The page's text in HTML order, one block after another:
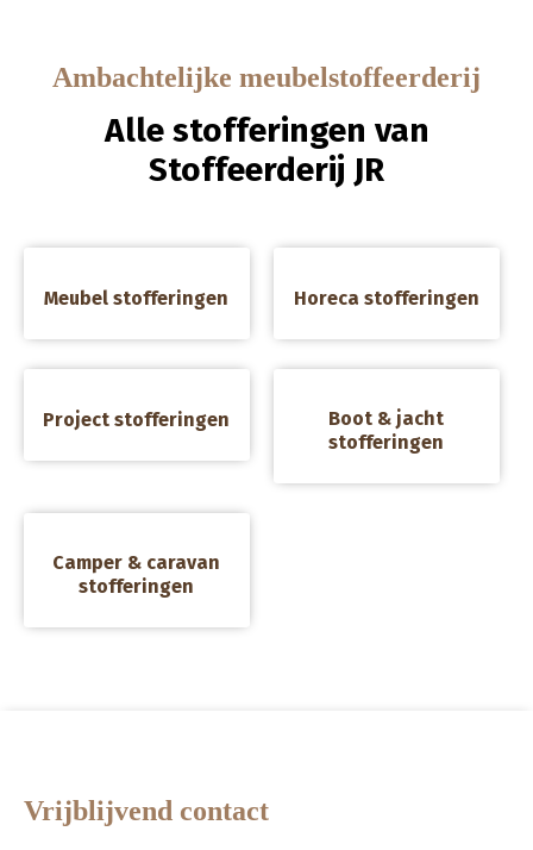
Ambachtelijke meubelstoffeerderij
Alle stofferingen van
Stoffeerderij JR
Meubel stofferingen
Horeca stofferingen
Project stofferingen
Boot & jacht
stofferingen
Camper & caravan
stofferingen
Vrijblijvend contact